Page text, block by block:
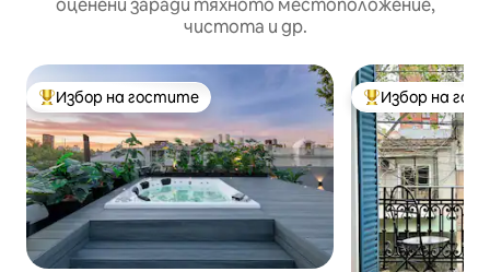
оценени заради тяхното местоположение,
чистота и др.
Най-популярен избор на гостите
Избор на гостите Най-популярен
Избор на